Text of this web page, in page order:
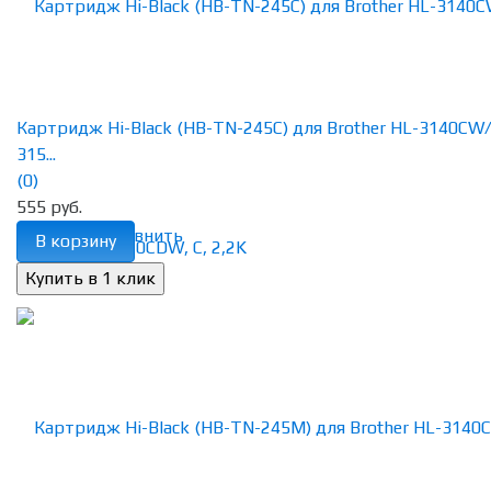
избранное сравнить
Картридж Hi-Black (HB-TN-245C) для Brother HL-3140CW/
315...
(0)
555 руб.
В корзину